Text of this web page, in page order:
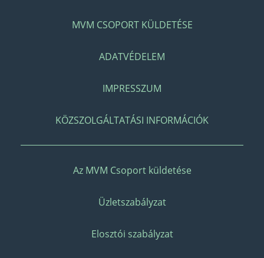
MVM CSOPORT KÜLDETÉSE
ADATVÉDELEM
IMPRESSZUM
KÖZSZOLGÁLTATÁSI INFORMÁCIÓK
Az MVM Csoport küldetése
Üzletszabályzat
Elosztói szabályzat